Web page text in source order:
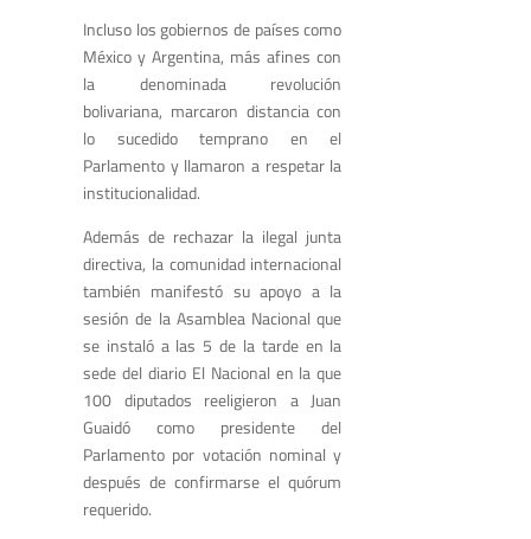
Incluso los gobiernos de países como
México y Argentina, más afines con
la denominada revolución
bolivariana, marcaron distancia con
lo sucedido temprano en el
Parlamento y llamaron a respetar la
institucionalidad.
Además de rechazar la ilegal junta
directiva, la comunidad internacional
también manifestó su apoyo a la
sesión de la Asamblea Nacional que
se instaló a las 5 de la tarde en la
sede del diario El Nacional en la que
100 diputados reeligieron a Juan
Guaidó como presidente del
Parlamento por votación nominal y
después de confirmarse el quórum
requerido.